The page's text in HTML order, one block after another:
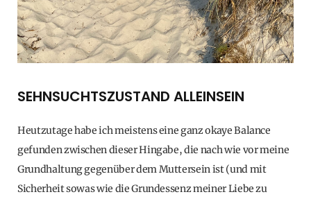
SEHNSUCHTSZUSTAND ALLEINSEIN
Heutzutage habe ich meistens eine ganz okaye Balance
gefunden zwischen dieser Hingabe, die nach wie vor meine
Grundhaltung gegenüber dem Muttersein ist (und mit
Sicherheit sowas wie die Grundessenz meiner Liebe zu